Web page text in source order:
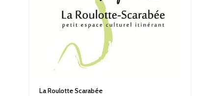
La Roulotte Scarabée